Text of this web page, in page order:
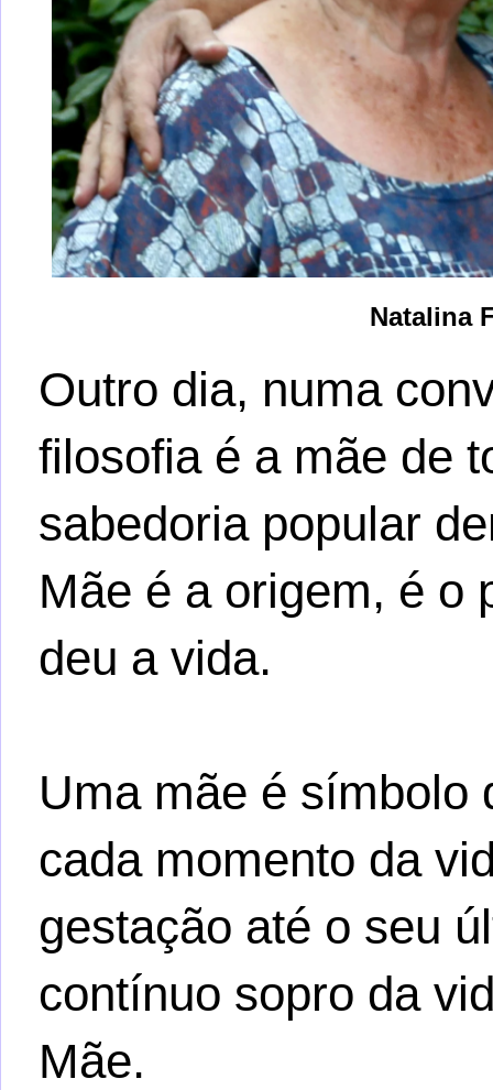
Natalina
Outro dia, numa
filosofia é a mãe de
sabedoria popular
Mãe é a origem, é o
deu a vida.
Uma mãe é símbolo
cada momento da
gestação até o seu
contínuo sopro da
Mãe.